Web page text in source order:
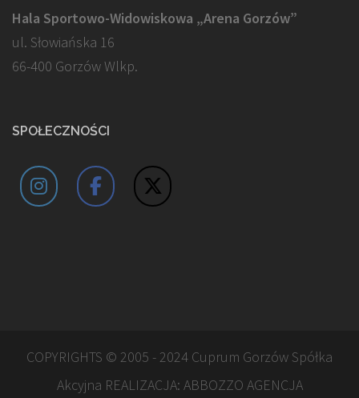
Hala Sportowo-Widowiskowa „Arena Gorzów”
ul. Słowiańska 16
66-400 Gorzów Wlkp.
SPOŁECZNOŚCI
COPYRIGHTS © 2005 - 2024 Cuprum Gorzów Spółka
Akcyjna REALIZACJA: ABBOZZO AGENCJA